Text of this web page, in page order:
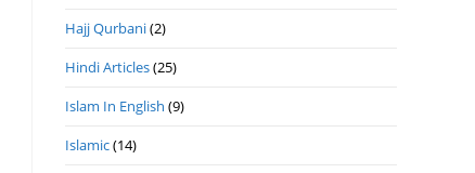
Hajj Qurbani(2)
Hindi Articles(25)
Islam In English (9)
Islamic(14)